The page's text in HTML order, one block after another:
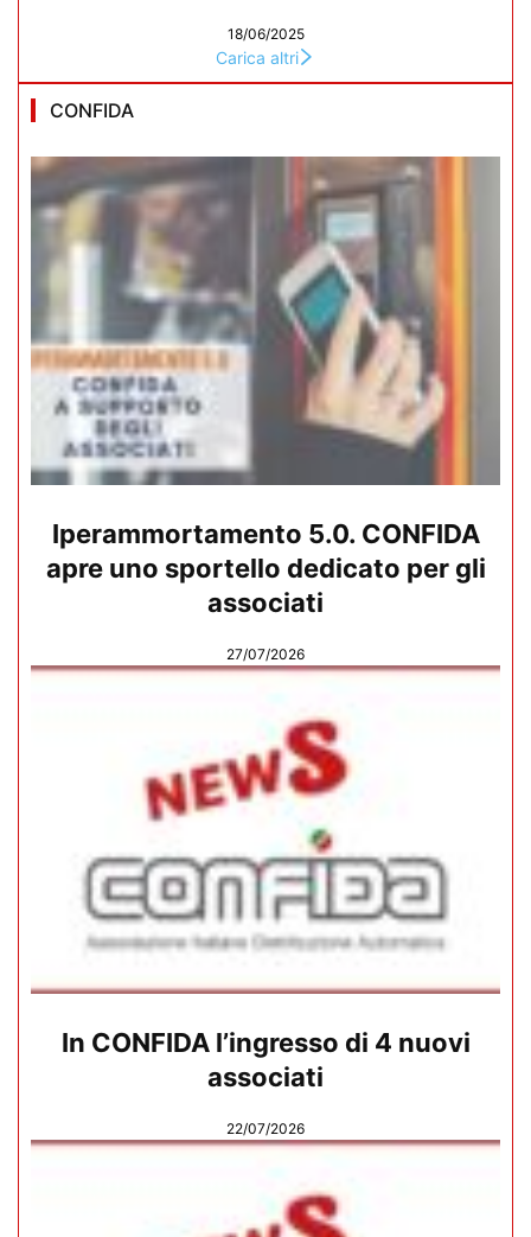
18/06/2025
Carica altri
CONFIDA
Iperammortamento 5.0. CONFIDA
apre uno sportello dedicato per gli
associati
27/07/2026
In CONFIDA l’ingresso di 4 nuovi
associati
22/07/2026